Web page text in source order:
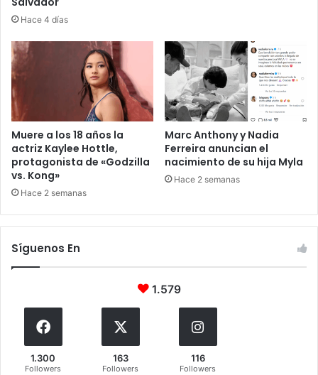
Hace 4 días
Muere a los 18 años la
actriz Kaylee Hottle,
protagonista de «Godzilla
vs. Kong»
Hace 2 semanas
Marc Anthony y Nadia
Ferreira anuncian el
nacimiento de su hija Myla
Hace 2 semanas
Síguenos En
1.579
1.300
Followers
163
Followers
116
Followers